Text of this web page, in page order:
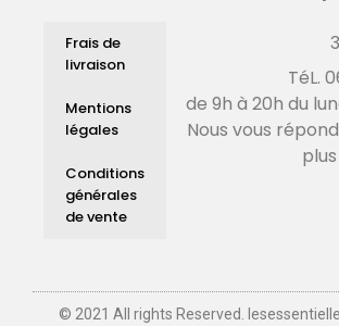
Frais de
livraison
Mentions
légales
Conditions
générales
de vente
TéL.
de 9h à 20h du
Nous vous
© 2021 All rights Reserved.